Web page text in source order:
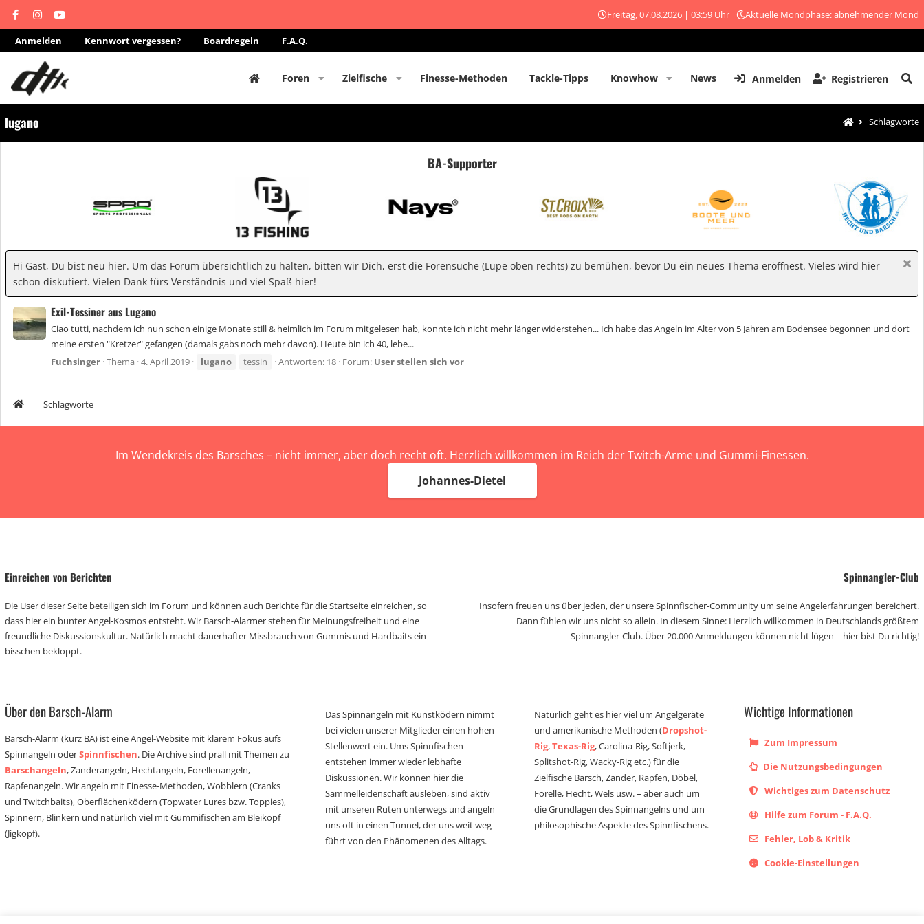
Freitag, 07.08.2026 | 03:59 Uhr | Aktuelle Mondphase: abnehmender Mond
Anmelden Kennwort vergessen? Boardregeln F.A.Q.
Foren Zielfische Finesse-Methoden Tackle-Tipps Knowhow News Anmelden Registrieren
lugano Schlagworte
BA-Supporter
Hi Gast, Du bist neu hier. Um das Forum übersichtlich zu halten, bitten wir Dich, erst die Forensuche (Lupe oben rechts) zu bemühen, bevor Du ein neues Thema eröffnest. Vieles wird hier
schon diskutiert. Vielen Dank fürs Verständnis und viel Spaß hier!
Exil-Tessiner aus Lugano
Ciao tutti, nachdem ich nun schon einige Monate still & heimlich im Forum mitgelesen hab, konnte ich nicht mehr länger widerstehen... Ich habe das Angeln im Alter von 5 Jahren am Bodensee begonnen und dort
meine ersten "Kretzer" gefangen (damals gabs noch mehr davon). Heute bin ich 40, lebe...
Fuchsinger Thema 4. April 2019 lugano tessin Antworten: 18 Forum: User stellen sich vor
Schlagworte
Im Wendekreis des Barsches – nicht immer, aber doch recht oft. Herzlich willkommen im Reich der Twitch-Arme und Gummi-Finessen.
Johannes-Dietel
Einreichen von Berichten
Die User dieser Seite beteiligen sich im Forum und können auch Berichte für die Startseite einreichen, so
dass hier ein bunter Angel-Kosmos entsteht. Wir Barsch-Alarmer stehen für Meinungsfreiheit und eine
freundliche Diskussionskultur. Natürlich macht dauerhafter Missbrauch von Gummis und Hardbaits ein
bisschen bekloppt.
Spinnangler-Club
Insofern freuen uns über jeden, der unsere Spinnfischer-Community um seine Angelerfahrungen bereichert.
Dann fühlen wir uns nicht so allein. In diesem Sinne: Herzlich willkommen in Deutschlands größtem
Spinnangler-Club. Über 20.000 Anmeldungen können nicht lügen – hier bist Du richtig!
Über den Barsch-Alarm
Barsch-Alarm (kurz BA) ist eine Angel-Website mit klarem Fokus aufs
Spinnangeln oderSpinnfischen. Die Archive sind prall mit Themen zu
Barschangeln, Zanderangeln, Hechtangeln, Forellenangeln,
Rapfenangeln. Wir angeln mit Finesse-Methoden, Wobblern (Cranks
und Twitchbaits), Oberflächenködern (Topwater Lures bzw. Toppies),
Spinnern, Blinkern und natürlich viel mit Gummifischen am Bleikopf
(Jigkopf).
Das Spinnangeln mit Kunstködern nimmt
bei vielen unserer Mitglieder einen hohen
Stellenwert ein. Ums Spinnfischen
entstehen immer wieder lebhafte
Diskussionen. Wir können hier die
Sammelleidenschaft ausleben, sind aktiv
mit unseren Ruten unterwegs und angeln
uns oft in einen Tunnel, der uns weit weg
führt von den Phänomenen des Alltags.
Natürlich geht es hier viel um Angelgeräte
und amerikanische Methoden (Dropshot-
Rig,Texas-Rig, Carolina-Rig, Softjerk,
Splitshot-Rig, Wacky-Rig etc.) für die
Zielfische Barsch, Zander, Rapfen, Döbel,
Forelle, Hecht, Wels usw. – aber auch um
die Grundlagen des Spinnangelns und um
philosophische Aspekte des Spinnfischens.
Wichtige Informationen
Zum Impressum
Die Nutzungsbedingungen
Wichtiges zum Datenschutz
Hilfe zum Forum - F.A.Q.
Fehler, Lob & Kritik
Cookie-Einstellungen